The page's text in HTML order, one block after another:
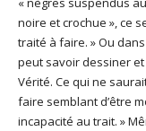
noire et crochue », ce
traité à faire. » Ou
peut savoir dessiner
Vérité. Ce qui ne
faire semblant d’être
incapacité au trait. »